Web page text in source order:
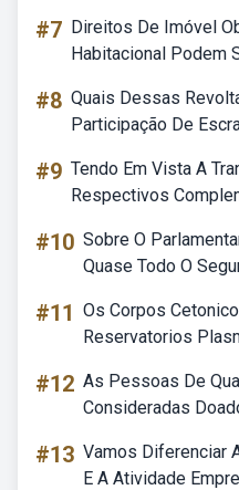
#7 Direitos De Imóvel
Habitacional Podem
#8 Quais Dessas
Participação De
#9 Tendo Em Vista A
Respectivos
#10 Sobre O
Quase Todo O
#11 Os Corpos
Reservatorios
#12 As Pessoas De
Consideradas
#13 Vamos Diferenciar
E A Atividade